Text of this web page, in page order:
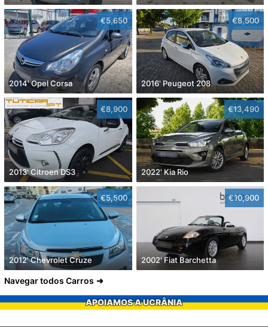
€5,650
2014' Opel Corsa
€8,500
2016' Peugeot 208
€8,900
2013' Citroen DS3
€13,490
2022' Kia Rio
€5,500
2012' Chevrolet Cruze
€10,900
2002' Fiat Barchetta
Navegar todos Carros
APOIAMOS A UCRÂNIA